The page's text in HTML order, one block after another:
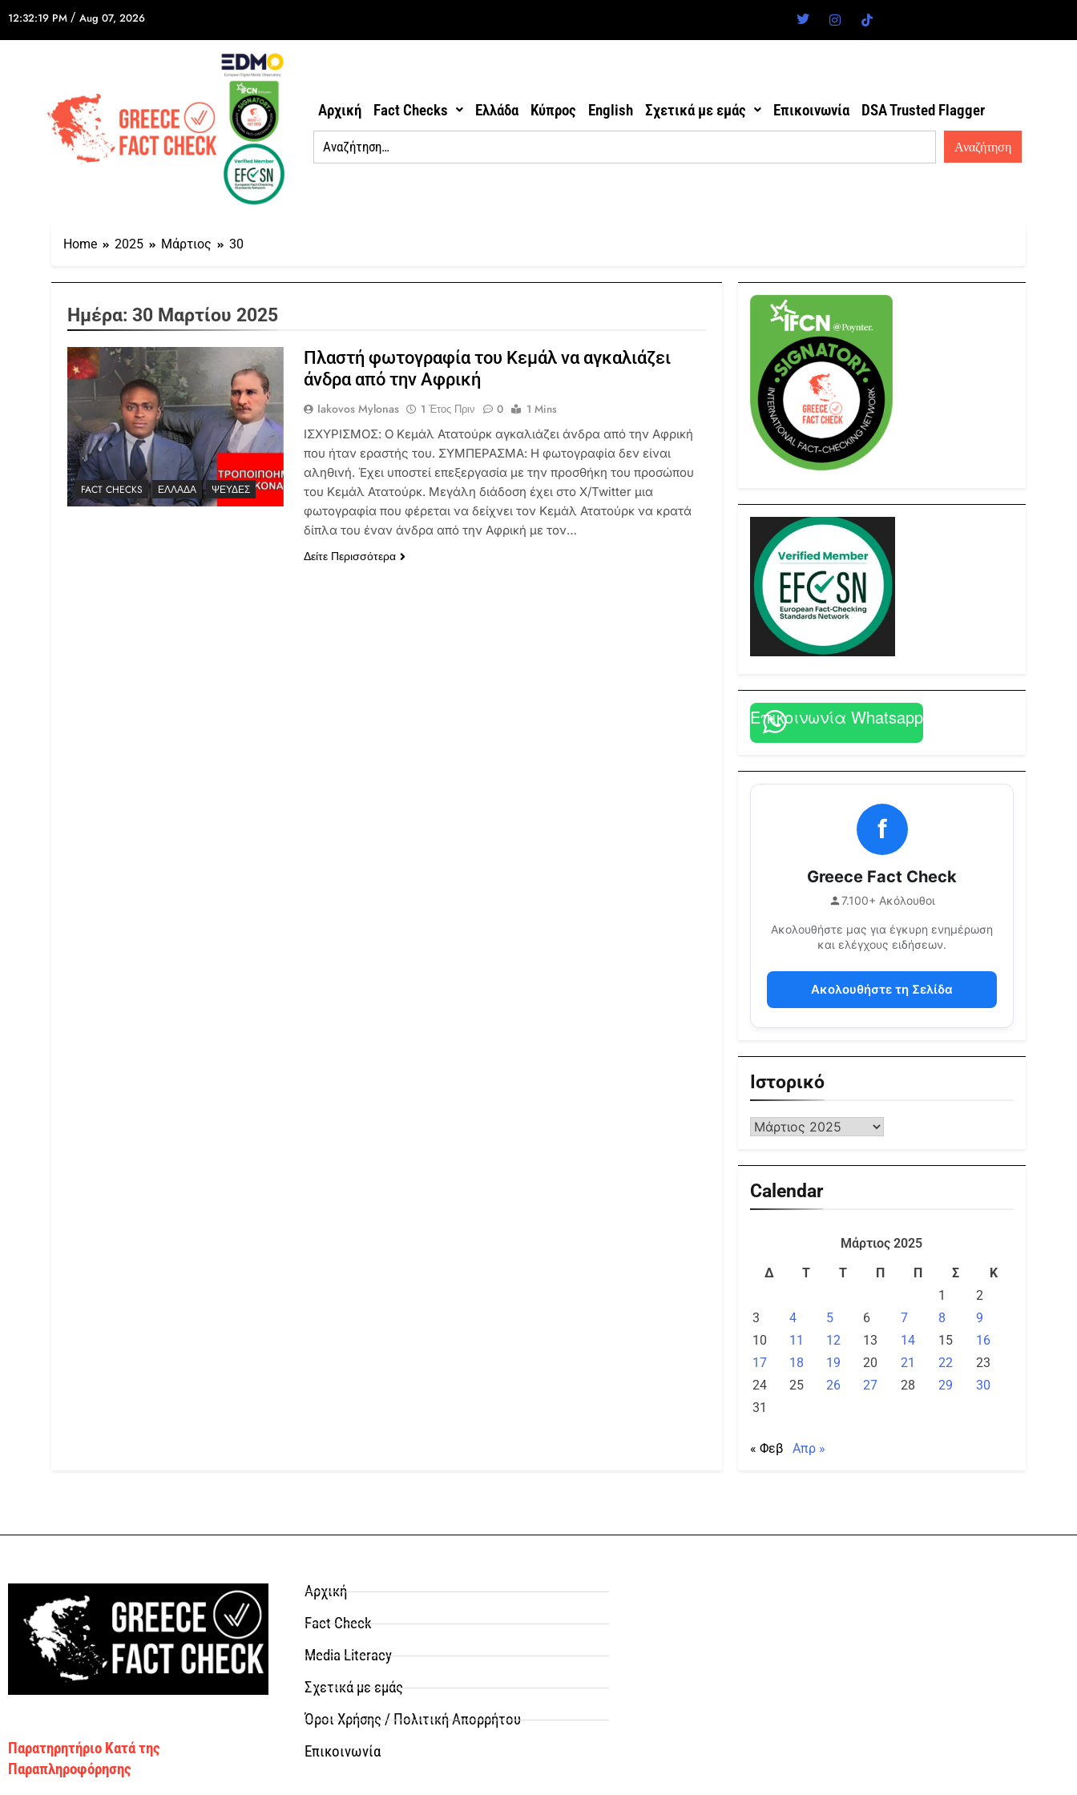
12:32:19 PM / Aug 07, 2026
Αρχική Fact Checks Ελλάδα Κύπρος English Σχετικά με εμάς Επικοινωνία DSA Trusted Flagger
Home 2025 Μάρτιος 30
Ημέρα: 30 Μαρτίου 2025
FACT CHECKS ΕΛΛΆΔΑ ΨΕΥΔΈΣ
Πλαστή φωτογραφία του Κεμάλ να αγκαλιάζει
άνδρα από την Αφρική
Iakovos Mylonas 1 Έτος Πριν 0
1 Mins
ΙΣΧΥΡΙΣΜΟΣ: Ο Κεμάλ Ατατούρκ αγκαλιάζει άνδρα από την Αφρική
που ήταν εραστής του. ΣΥΜΠΕΡΑΣΜΑ: Η φωτογραφία δεν είναι
αληθινή. Έχει υποστεί επεξεργασία με την προσθήκη του προσώπου
του Κεμάλ Ατατούρκ. Μεγάλη διάδοση έχει στο X/Twitter μια
φωτογραφία που φέρεται να δείχνει τον Κεμάλ Ατατούρκ να κρατά
δίπλα του έναν άνδρα από την Αφρική με τον…
Δείτε Περισσότερα
Επικοινωνία Whatsapp
f
Greece Fact Check
7.100+ Ακόλουθοι
Ακολουθήστε μας για έγκυρη ενημέρωση
και ελέγχους ειδήσεων.
Ακολουθήστε τη Σελίδα
Ιστορικό
Calendar
Μάρτιος 2025
Δ
Τ Τ Π Π Σ
Κ
1
2
3
4 5 6 7 8
9
10
11 12 13 14 15
16
17
18 19 20 21 22
23
24
25 26 27 28 29
30
31
« Φεβ Απρ »
Παρατηρητήριο Κατά της
Παραπληροφόρησης
Αρχική
Fact Check
Media Literacy
Σχετικά με εμάς
Όροι Χρήσης / Πολιτική Απορρήτου
Επικοινωνία